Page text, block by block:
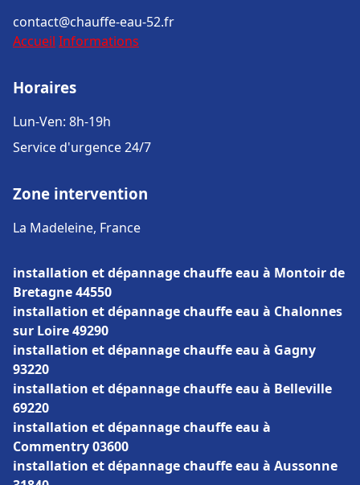
contact@chauffe-eau-52.fr
Accueil Informations
Horaires
Lun-Ven: 8h-19h
Service d'urgence 24/7
Zone intervention
La Madeleine, France
installation et dépannage chauffe eau à Montoir de
Bretagne 44550
installation et dépannage chauffe eau à Chalonnes
sur Loire 49290
installation et dépannage chauffe eau à Gagny
93220
installation et dépannage chauffe eau à Belleville
69220
installation et dépannage chauffe eau à
Commentry 03600
installation et dépannage chauffe eau à Aussonne